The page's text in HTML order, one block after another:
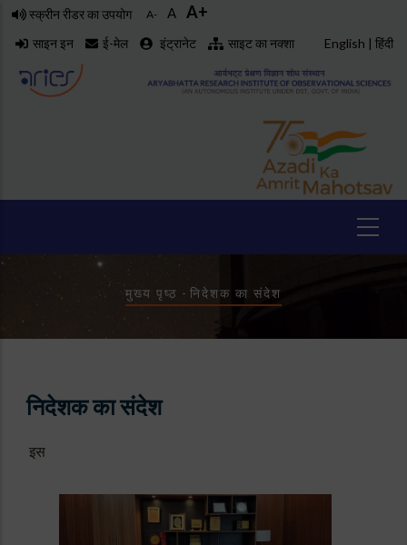
Skip
content
स्क्रीन रीडर का उपयोग A- A A+
साइन इन ई-मेल इंट्रानेट साइट का नक्शा English | हिंदी
Breadcrumb
मुख्य पृष्ठ - निदेशक का संदेश
निदेशक का संदेश
इस